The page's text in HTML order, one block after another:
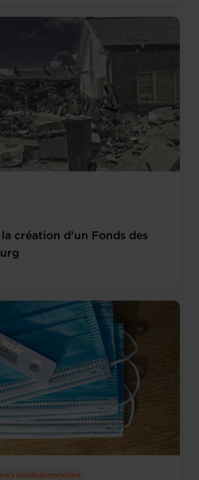
création d’un Fonds des
institutionnelles